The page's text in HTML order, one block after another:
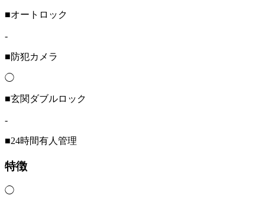
■オートロック
-
■防犯カメラ
◯
■玄関ダブルロック
-
■24時間有人管理
特徴
◯